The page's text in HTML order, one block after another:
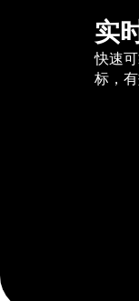
实
快速
标，